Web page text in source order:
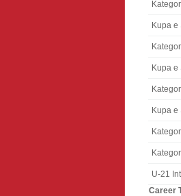
Kupa
Kupa
Kupa
U-21
Career